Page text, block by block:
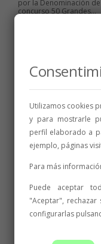
por la Denominación
concurso 50 Grandes...
BODEGAS,
INICIATIVAS,
Once
de la DO
Camino
organiza
Animación musical con
concursos culinarios y
atractivo programa
Utilizamos cookies
y para mostrarle
perfil elaborado a
ejemplo, páginas
Para más
Puede aceptar
"Aceptar",
configurarlas